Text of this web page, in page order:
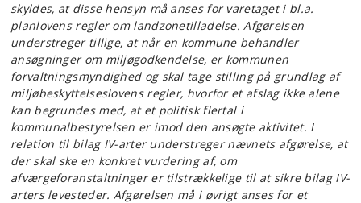
skyldes, at disse hensyn må anses for varetaget i bl.a.
planlovens regler om landzonetilladelse. Afgørelsen
understreger tillige, at når en kommune behandler
ansøgninger om miljøgodkendelse, er kommunen
forvaltningsmyndighed og skal tage stilling på grundlag af
miljøbeskyttelseslovens regler, hvorfor et afslag ikke alene
kan begrundes med, at et politisk flertal i
kommunalbestyrelsen er imod den ansøgte aktivitet. I
relation til bilag IV-arter understreger nævnets afgørelse, at
der skal ske en konkret vurdering af, om
afværgeforanstaltninger er tilstrækkelige til at sikre bilag IV-
arters levesteder. Afgørelsen må i øvrigt anses for et